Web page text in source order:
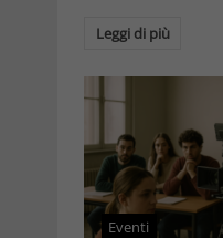
Leggi di più
Eventi